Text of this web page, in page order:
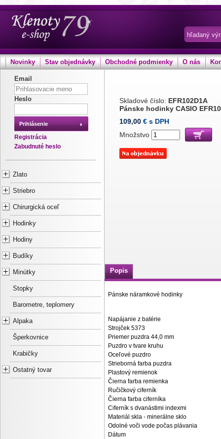
Novinky Stav objednávky Obchodné podmienky O nás
Email
Heslo
Prihlásenie
Registrácia
Zabudnuté heslo
Zlato
Striebro
Chirurgická oceľ
Hodinky
Hodiny
Budíky
Minútky
Stopky
Barometre, teplomery
Alpaka
Šperkovnice
Krabičky
Ostatný tovar
Skladové číslo: EFR102D1A
Pánske hodinky CASIO
109,00 € s DPH
Množstvo
Popis
Pánske náramkové hodinky
Napájanie z batérie
Strojček 5373
Priemer puzdra 44,0 mm
Puzdro v tvare kruhu
Oceľové puzdro
Strieborná farba puzdra
Plastový remienok
Čierna farba remienka
Ručičkový ciferník
Čierna farba ciferníka
Ciferník s dvanástimi indexmi
Materiál skla - minerálne sklo
Odolné voči vode počas plávania
Dátum